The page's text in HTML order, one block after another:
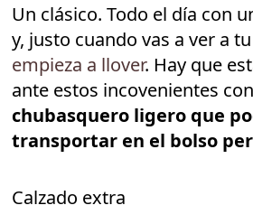
Un clásico. Todo el día con
y, justo cuando vas a ver a
empieza a llover. Hay que
ante estos incovenientes con
chubasquero ligero que
transportar en el bolso
Calzado extra